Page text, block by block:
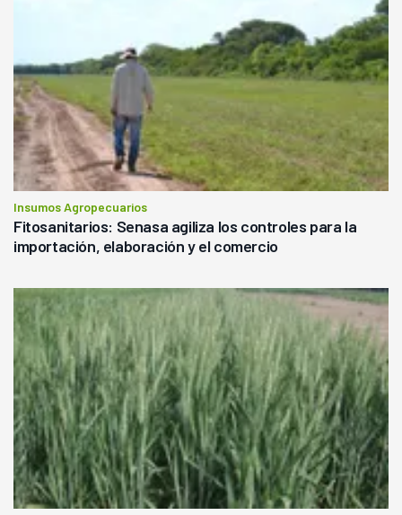
Insumos Agropecuarios
Fitosanitarios: Senasa agiliza los controles para la
importación, elaboración y el comercio